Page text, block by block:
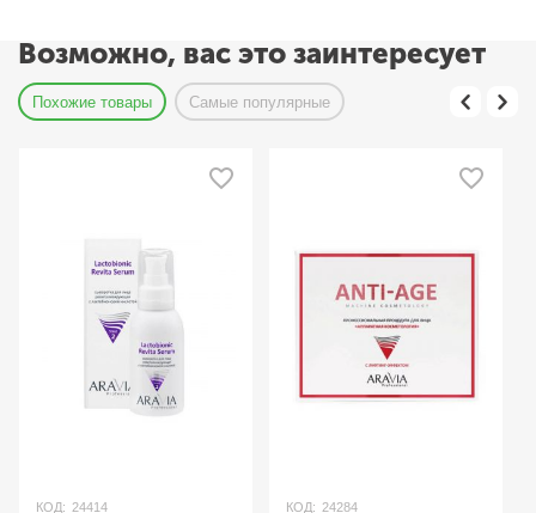
Возможно, вас это заинтересует
Похожие товары Самые популярные
КОД: 24414 КОД: 24284